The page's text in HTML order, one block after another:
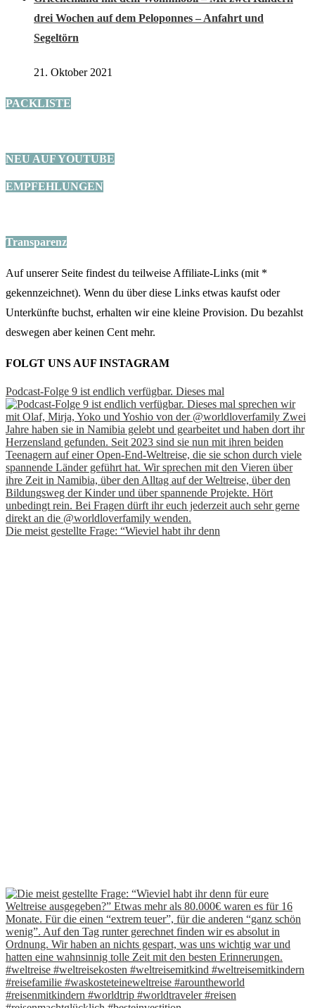
drei Wochen auf dem Peloponnes – Anfahrt und
Segeltörn
21. Oktober 2021
PACKLISTE
NEU AUF YOUTUBE
EMPFEHLUNGEN
Transparenz
Auf unserer Seite findest du teilweise Affiliate-Links (mit *
gekennzeichnet). Wenn du über diese Links etwas kaufst oder
Unterkünfte buchst, erhalten wir eine kleine Provision. Du bezahlst
deswegen aber keinen Cent mehr.
FOLGT UNS AUF INSTAGRAM
Podcast-Folge 9 ist endlich verfügbar. Dieses mal
Die meist gestellte Frage: “Wieviel habt ihr denn